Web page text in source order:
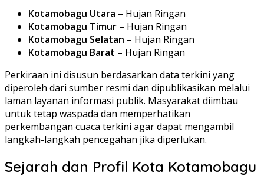
Kotamobagu Utara – Hujan Ringan
Kotamobagu Timur – Hujan Ringan
Kotamobagu Selatan – Hujan Ringan
Kotamobagu Barat – Hujan Ringan
Perkiraan ini disusun berdasarkan data terkini yang
diperoleh dari sumber resmi dan dipublikasikan melalui
laman layanan informasi publik. Masyarakat diimbau
untuk tetap waspada dan memperhatikan
perkembangan cuaca terkini agar dapat mengambil
langkah-langkah pencegahan jika diperlukan.
Sejarah dan Profil Kota Kotamobagu